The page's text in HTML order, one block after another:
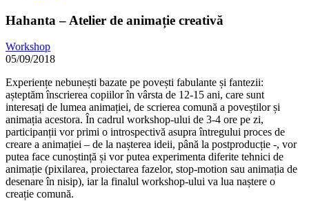
Hahanta – Atelier de animație creativă
Workshop
05/09/2018
Experiențe nebunești bazate pe povești fabulante și fantezii:
așteptăm înscrierea copiilor în vârsta de 12-15 ani, care sunt
interesați de lumea animației, de scrierea comună a poveștilor și
animația acestora. În cadrul workshop-ului de 3-4 ore pe zi,
participanții vor primi o introspectivă asupra întregului proces de
creare a animației – de la nașterea ideii, până la postproducție -, vor
putea face cunoștință și vor putea experimenta diferite tehnici de
animație (pixilarea, proiectarea fazelor, stop-motion sau animația de
desenare în nisip), iar la finalul workshop-ului va lua naștere o
creație comună.